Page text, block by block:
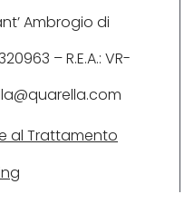
Ambrogio di
– R.E.A.: VR-
al Trattamento